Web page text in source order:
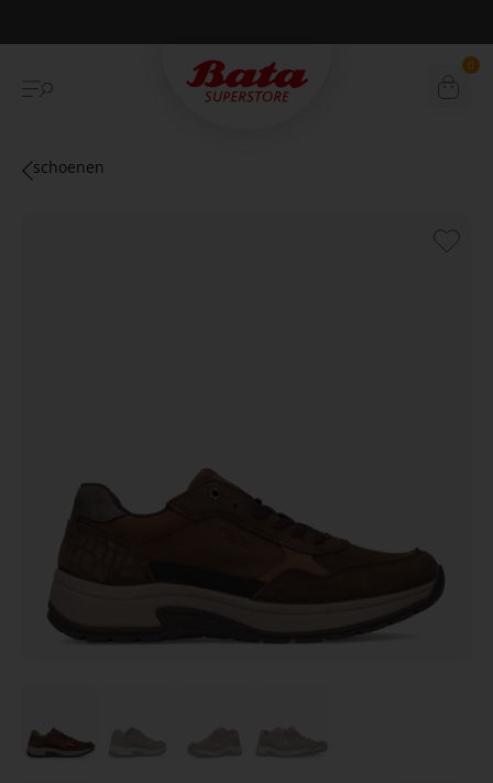
Betaal achteraf met Klarna 0
schoenen